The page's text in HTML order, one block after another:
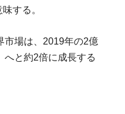
する。
市場は、2019年の2億
へと約2倍に成長する